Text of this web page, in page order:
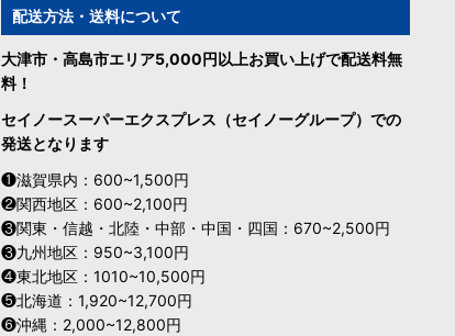
配送方法・送料について
大津市・高島市エリア5,000円以上お買い上げで配送料無
料！
セイノースーパーエクスプレス（セイノーグループ）での
発送となります
❶滋賀県内：600~1,500円
❷関西地区：600~2,100円
❸関東・信越・北陸・中部・中国・四国：670~2,500円
❸九州地区：950~3,100円
❹東北地区：1010~10,500円
❺北海道：1,920~12,700円
❻沖縄：2,000~12,800円